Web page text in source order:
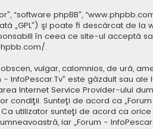
“software phpBB”,
„GPL”) şi poate fi descărcat de la
în ceea ce site-ul acceptă
.
vulgar, calomnios, de ură,
InfoPescar.Tv” este găzduit sau
Internet Service Provider-ului
condiţii. Sunteţi de acord ca
utilizator sunteţi de acord ca
iar „Forum -